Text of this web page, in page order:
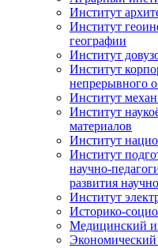
Институт
Институт
географии
Институт
Институт
непрерывного
Институт
Институт
материалов
Институт
Институт
научно-
развития
Институт
Историко-
Медицинский
Экономический